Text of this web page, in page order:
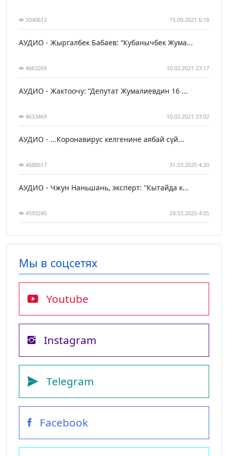
5040612 15.09.2021 6:18
АУДИО - Жыргалбек Бабаев: “Кубанычбек Жума...
4663269 10.02.2021 23:17
АУДИО - Жактоочу: “Депутат Жумалиевдин 16 ...
4633469 10.02.2021 23:02
АУДИО - ...Коронавирус келгенине аябай сүй...
4688617 31.03.2020 4:20
АУДИО - Чжун Наньшань, эксперт: “Кытайда к...
4593245 28.03.2020 4:05
Мы в соцсетях
Youtube
Instagram
Telegram
Facebook